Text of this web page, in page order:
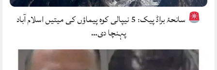
سانحۂ براڈ پیک: 5 نیپالی کوہ پیماؤں کی میتیں اسلام آباد
پہنچا دی…